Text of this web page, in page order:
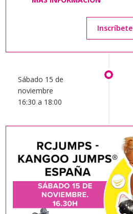
Inscríbete
Sábado 15 de
noviembre
16:30 a 18:00